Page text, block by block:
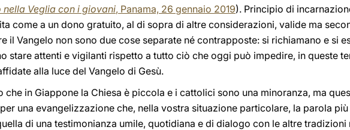
nella Veglia con i giovani, Panama, 26 gennaio 2019). Principio di
come a un dono gratuito, al di sopra di altre considerazioni, valide ma
il Vangelo non sono due cose separate né contrapposte: si richiamano e si
stare attenti e vigilanti rispetto a tutto ciò che oggi può impedire, in queste
alla luce del Vangelo di Gesù.
che in Giappone la Chiesa è piccola e i cattolici sono una minoranza, ma
una evangelizzazione che, nella vostra situazione particolare, la parola
di una testimonianza umile, quotidiana e di dialogo con le altre tradizioni